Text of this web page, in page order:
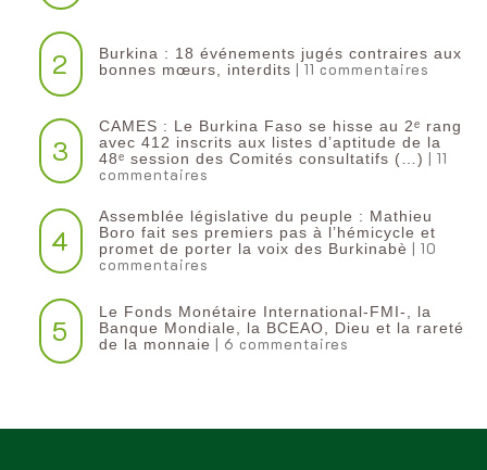
2
Burkina : 18 événements jugés contraires aux
bonnes mœurs, interdits | 11 commentaires
3
CAMES : Le Burkina Faso se hisse au 2ᵉ rang
avec 412 inscrits aux listes d’aptitude de la
48ᵉ session des Comités consultatifs (…) | 11
commentaires
4
Assemblée législative du peuple : Mathieu
Boro fait ses premiers pas à l’hémicycle et
promet de porter la voix des Burkinabè | 10
commentaires
5
Le Fonds Monétaire International-FMI-, la
Banque Mondiale, la BCEAO, Dieu et la rareté
de la monnaie | 6 commentaires